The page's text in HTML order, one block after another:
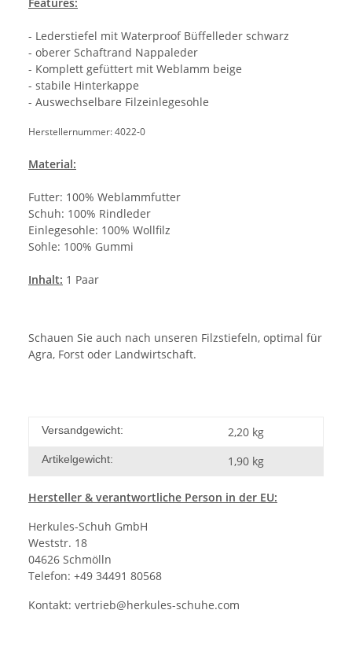
- Lederstiefel mit Waterproof Büffelleder schwarz
- oberer Schaftrand Nappaleder
- Komplett gefüttert mit Weblamm beige
- stabile Hinterkappe
- Auswechselbare Filzeinlegesohle
Herstellernummer: 4022-0
Material:
Futter: 100% Weblammfutter
Schuh: 100% Rindleder
Einlegesohle: 100% Wollfilz
Sohle: 100% Gummi
Inhalt: 1 Paar
Schauen Sie auch nach unseren Filzstiefeln, optimal für
Agra, Forst oder Landwirtschaft.
Versandgewicht: 2,20 kg
Artikelgewicht: 1,90 kg
Hersteller & verantwortliche Person in der EU:
Herkules-Schuh GmbH
Weststr. 18
04626 Schmölln
Telefon: +49 34491 80568
Kontakt: vertrieb@herkules-schuhe.com